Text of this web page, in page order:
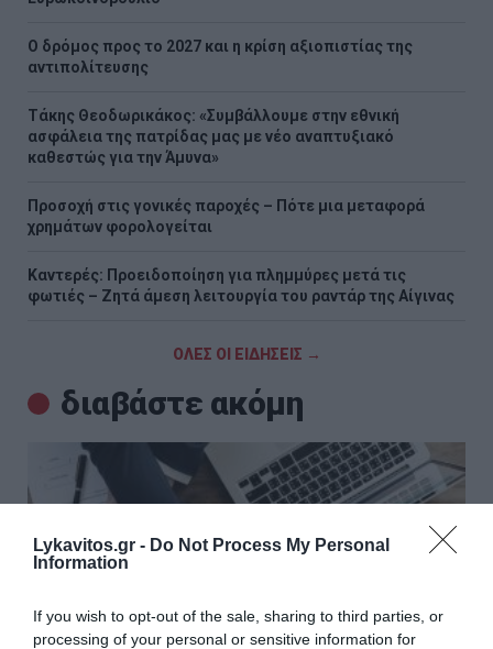
Lykavitos.gr - Do Not Process My Personal
Information
If you wish to opt-out of the sale, sharing to third parties, or
processing of your personal or sensitive information for
Ο δρόμος προς το 2027 και η κρίση αξιοπιστίας της
αντιπολίτευσης
Τάκης Θεοδωρικάκος: «Συμβάλλουμε στην εθνική
ασφάλεια της πατρίδας μας με νέο αναπτυξιακό
καθεστώς για την Άμυνα»
Προσοχή στις γονικές παροχές – Πότε μια μεταφορά
χρημάτων φορολογείται
Καντερές: Προειδοποίηση για πλημμύρες μετά τις
φωτιές – Ζητά άμεση λειτουργία του ραντάρ της Αίγινας
ΟΛΕΣ ΟΙ ΕΙΔΗΣΕΙΣ →
διαβάστε ακόμη